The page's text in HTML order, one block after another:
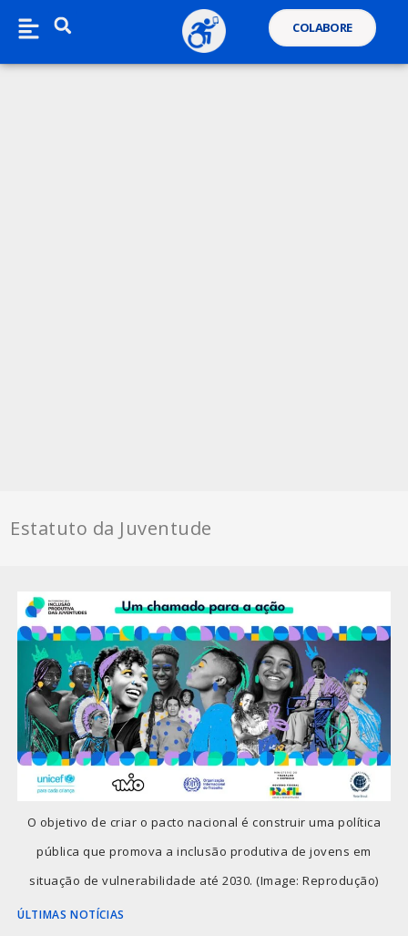
COLABORE
Estatuto da Juventude
O objetivo de criar o pacto nacional é construir uma política
pública que promova a inclusão produtiva de jovens em
situação de vulnerabilidade até 2030. (Image: Reprodução)
ÚLTIMAS NOTÍCIAS